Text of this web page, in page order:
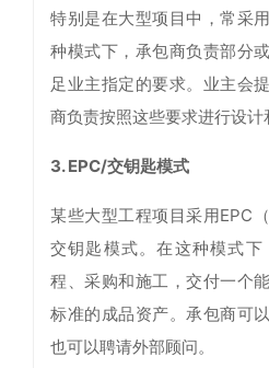
特别是在大型项目中，常采
种模式下，承包商负责部分
足业主指定的要求。业主会
商负责按照这些要求进行设计
3. EPC/交钥匙模式
某些大型工程项目采用EPC
交钥匙模式。在这种模式
程、采购和施工，交付一个
标准的成品资产。承包商可
也可以聘请外部顾问。